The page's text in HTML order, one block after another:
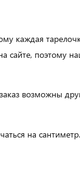
каждая
сайте,
возможны
на сантиметр.